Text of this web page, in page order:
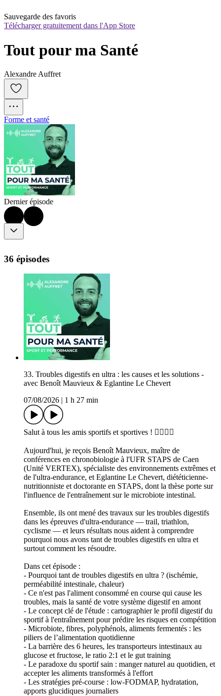
Sauvegarde des favoris
Télécharger gratuitement dans l'App Store
Tout pour ma Santé
Alexandre Auffret
Forme et santé
Dernier épisode
36 épisodes
33. Troubles digestifs en ultra : les causes et les solutions -
avec Benoît Mauvieux & Eglantine Le Chevert
07/08/2026
1 h 27 min
Salut à tous les amis sportifs et sportives ! 🏃‍♂️🚴‍♀️
Aujourd'hui, je reçois Benoît Mauvieux, maître de
conférences en chronobiologie à l'UFR STAPS de Caen
(Unité VERTEX), spécialiste des environnements extrêmes et
de l'ultra-endurance, et Eglantine Le Chevert, diététicienne-
nutritionniste et doctorante en STAPS, dont la thèse porte sur
l'influence de l'entraînement sur le microbiote intestinal.
Ensemble, ils ont mené des travaux sur les troubles digestifs
dans les épreuves d'ultra-endurance — trail, triathlon,
cyclisme — et leurs résultats nous aident à comprendre
pourquoi nous avons tant de troubles digestifs en ultra et
surtout comment les résoudre.
Dans cet épisode :
- Pourquoi tant de troubles digestifs en ultra ? (ischémie,
perméabilité intestinale, chaleur)
- Ce n'est pas l'aliment consommé en course qui cause les
troubles, mais la santé de votre système digestif en amont
- Le concept clé de l'étude : cartographier le profil digestif du
sportif à l'entraînement pour prédire les risques en compétition
- Microbiote, fibres, polyphénols, aliments fermentés : les
piliers de l’alimentation quotidienne
- La barrière des 6 heures, les transporteurs intestinaux au
glucose et fructose, le ratio 2:1 et le gut training
- Le paradoxe du sportif sain : manger naturel au quotidien, et
accepter les aliments transformés à l'effort
- Les stratégies pré-course : low-FODMAP, hydratation,
apports glucidiques journaliers